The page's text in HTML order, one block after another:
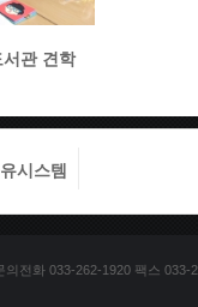
관 견학
시스템
전화 033-262-1920 팩스 033-